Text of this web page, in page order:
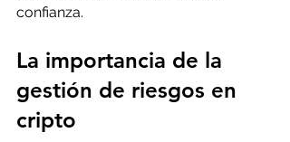
confianza.
La importancia de la
gestión de riesgos en
cripto